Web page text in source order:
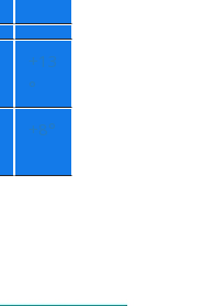
+13
°
+8°